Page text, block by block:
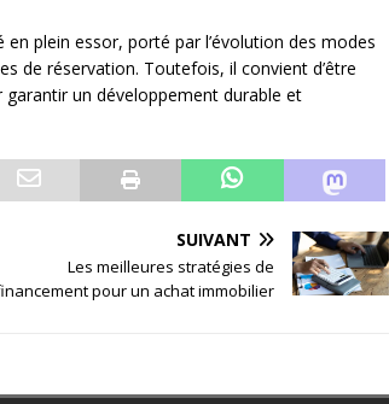
plein essor, porté par l’évolution des modes
de réservation. Toutefois, il convient d’être
un développement durable et
SUIVANT
Les meilleures stratégies de
pour un achat immobilier